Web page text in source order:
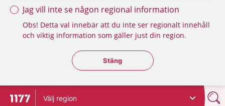
Jag vill inte se någon regional information
Obs! Detta val innebär att du inte ser regionalt innehåll
och viktig information som gäller just din region.
Stäng regionsväljaren
Stäng
Till startsidan för 1177
Välj region